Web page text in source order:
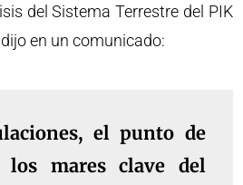
del Sistema Terrestre del PIK
en un comunicado:
el punto de
mares clave del